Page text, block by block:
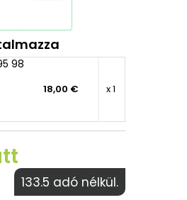
98
18,00 € x 1
133.5 adó nélkül.